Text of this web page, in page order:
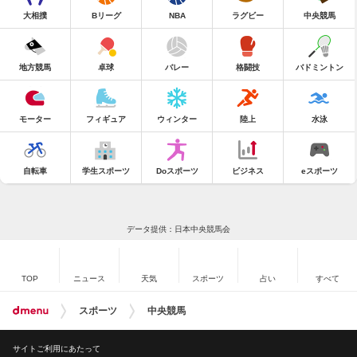
大相撲 Bリーグ NBA ラグビー 中央競馬
地方競馬 卓球 バレー 格闘技 バドミントン
モーター フィギュア ウィンター 陸上 水泳
自転車 学生スポーツ Doスポーツ ビジネス eスポーツ
データ提供：日本中央競馬会
TOP ニュース 天気 スポーツ 占い すべて
スポーツ 中央競馬
サイトご利用にあたって